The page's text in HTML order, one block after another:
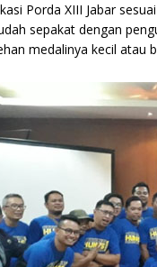
Porda XIII Jabar
sepakat dengan
medalinya kecil atau